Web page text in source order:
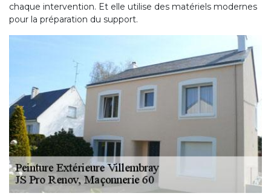
chaque intervention. Et elle utilise des matériels modernes
pour la préparation du support.